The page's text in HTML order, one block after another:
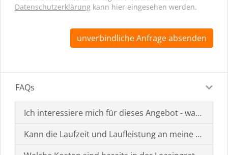
Datenschutzerklärung kann hier eingesehen werden.
unverbindliche Anfrage absenden
FAQs
Ich interessiere mich für dieses Angebot - was muss
Kann die Laufzeit und Laufleistung an meine